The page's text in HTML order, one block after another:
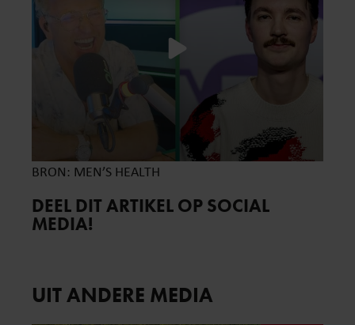
BRON: MEN’S HEALTH
DEEL DIT ARTIKEL OP SOCIAL
MEDIA!
UIT ANDERE MEDIA